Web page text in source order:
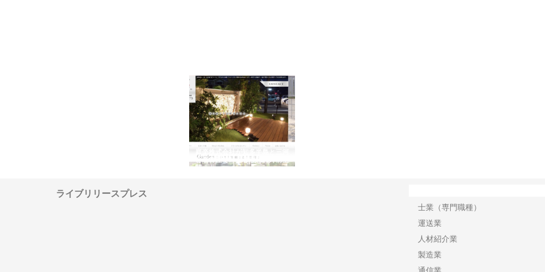
と名古屋で叶える理想の外構空
間
ライブリリースプレス
士業（専門職種）
運送業
人材紹介業
製造業